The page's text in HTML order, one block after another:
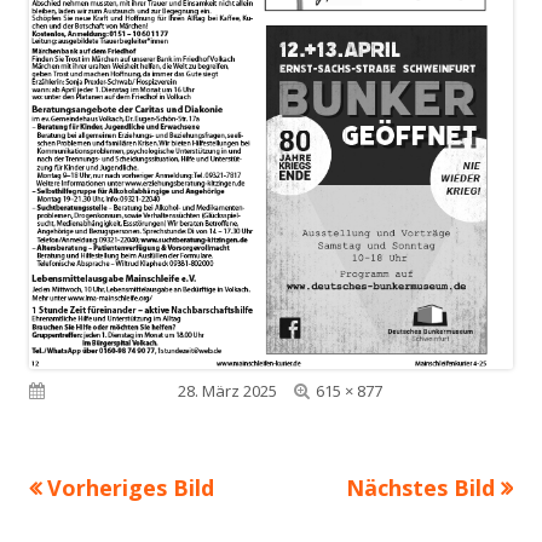
Veröffentlicht am28. März 2025
Volle
615 × 877
Vorheriges Bild Nächstes Bild